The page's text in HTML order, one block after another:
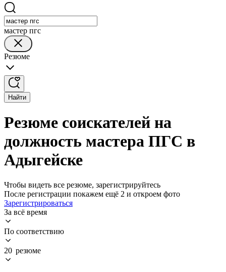
мастер пгс
Резюме
Найти
Резюме соискателей на
должность мастера ПГС в
Адыгейске
Чтобы видеть все резюме, зарегистрируйтесь
После регистрации покажем ещё 2 и откроем фото
Зарегистрироваться
За всё время
По соответствию
20 резюме